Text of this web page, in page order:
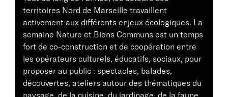
territoires Nord de Marseille travaillent
activement aux différents enjeux écologiques. La
semaine Nature et Biens Communs est un temps
fort de co-construction et de coopération entre
les opérateurs culturels, éducatifs, sociaux, pour
proposer au public : spectacles, balades,
découvertes, ateliers autour des thématiques du
paysage, de la cuisine, du jardinage, de la faune